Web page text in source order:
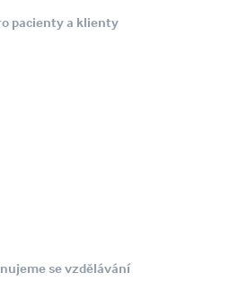
pacienty a klienty
se vzdělávání